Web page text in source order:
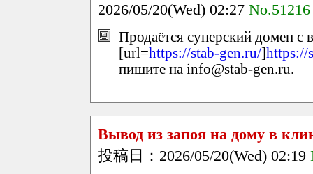
2026/05/20(Wed) 02:27 No.51216
Продаётся суперский домен с
[url=https://stab-gen.ru/]https://
пишите на info@stab-gen.ru.
Вывод из запоя на дому в
投稿日：2026/05/20(Wed) 02:19